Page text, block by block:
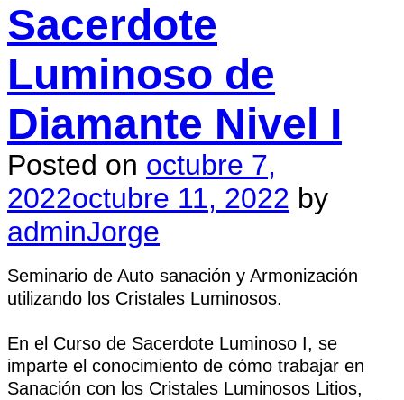
Sacerdote
Luminoso de
Diamante Nivel I
Posted on octubre 7,
2022octubre 11, 2022 by
adminJorge
Seminario de Auto sanación y Armonización
utilizando los Cristales Luminosos.
En el Curso de Sacerdote Luminoso I, se
imparte el conocimiento de cómo trabajar en
Sanación con los Cristales Luminosos Litios,